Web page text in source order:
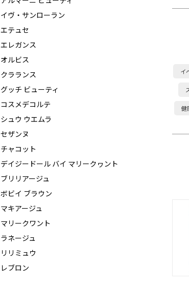
イヴ・サンローラン
エテュセ
エレガンス
オルビス
クラランス
グッチ ビューティ
コスメデコルテ
シュウ ウエムラ
セザンヌ
チャコット
デイジードール バイ マリークヮント
ブリリアージュ
ボビイ ブラウン
マキアージュ
マリークワント
ラネージュ
リリミュウ
レブロン
イ
健